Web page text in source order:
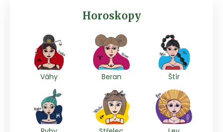
Horoskopy
Váhy Beran Štír